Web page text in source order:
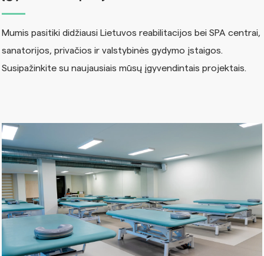
Mumis pasitiki didžiausi Lietuvos reabilitacijos bei SPA centrai,
sanatorijos, privačios ir valstybinės gydymo įstaigos.
Susipažinkite su naujausiais mūsų įgyvendintais projektais.